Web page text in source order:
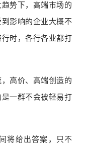
势下，高端市场的
影响的企业大概不
时，各行各业都打
高价、高端创造的
一群不会被轻易打
将给出答案，只不